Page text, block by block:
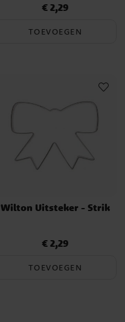
Prijs :€ 2,29
€ 2,29
TOEVOEGEN
Wilton Uitsteker - Strik
Prijs :€ 2,29
€ 2,29
TOEVOEGEN